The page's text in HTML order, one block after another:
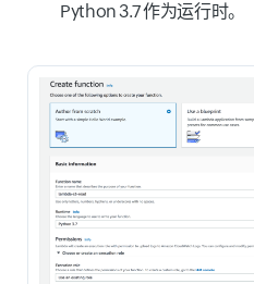
Python 3.7 作为运行时。